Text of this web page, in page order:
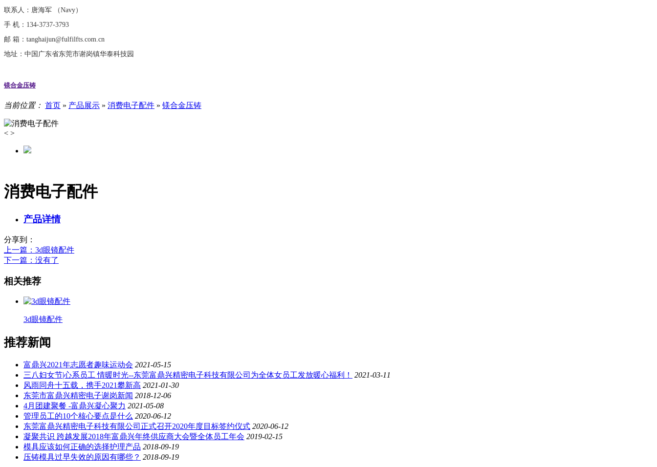
联系人：唐海军 （Navy）
手 机：134-3737-3793
邮 箱：tanghaijun@fulfilfts.com.cn
地址：中国广东省东莞市谢岗镇华泰科技园
镁合金压铸
当前位置： 首页 » 产品展示 » 消费电子配件 » 镁合金压铸
< >
消费电子配件
产品详情
分享到：
上一篇 ：3d眼镜配件
下一篇 ：没有了
相关推荐
3d眼镜配件
推荐新闻
富鼎兴2021年志愿者趣味运动会 2021-05-15
三八妇女节|心系员工 情暖时光--东莞富鼎兴精密电子科技有限公司为全体女员工发放暖心福利！
2021-03-11
风雨同舟十五载，携手2021攀新高 2021-01-30
东莞市富鼎兴精密电子谢岗新闻 2018-12-06
4月团建聚餐 -富鼎兴凝心聚力 2021-05-08
管理员工的10个核心要点是什么 2020-06-12
东莞富鼎兴精密电子科技有限公司正式召开2020年度目标签约仪式 2020-06-12
凝聚共识 跨越发展2018年富鼎兴年终供应商大会暨全体员工年会 2019-02-15
模具应该如何正确的选择护理产品 2018-09-19
压铸模具过早失效的原因有哪些？ 2018-09-19